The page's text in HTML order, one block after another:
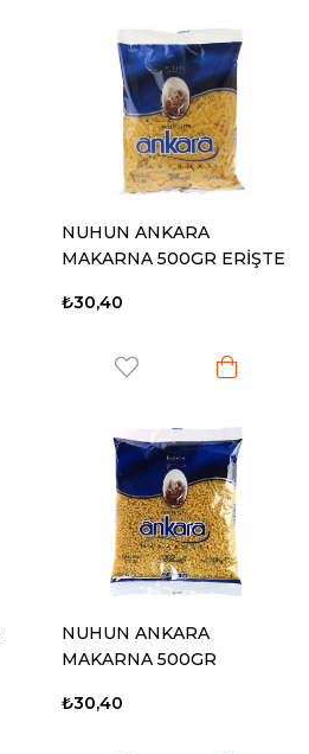
NUHUN ANKARA
MAKARNA 500GR ERİŞTE
₺30,40
NUHUN ANKARA
MAKARNA 500GR
₺30,40